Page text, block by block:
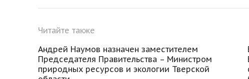
Читайте также
Андрей Наумов назначен заместителем
Председателя Правительства – Министром
природных ресурсов и экологии Тверской